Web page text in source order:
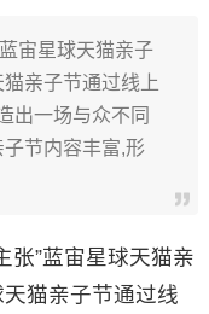
宙星球天猫亲子
亲子节通过线上
出一场与众不同
节内容丰富,形
”蓝宙星球天猫亲
猫亲子节通过线